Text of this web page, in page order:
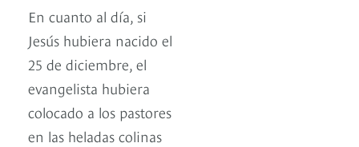
En cuanto al día, si
Jesús hubiera nacido el
25 de diciembre, el
evangelista hubiera
colocado a los pastores
en las heladas colinas